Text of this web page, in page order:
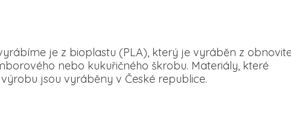
je z bioplastu (PLA), který je vyráběn z
nebo kukuřičného škrobu. Materiály, které
jsou vyráběny v České republice.